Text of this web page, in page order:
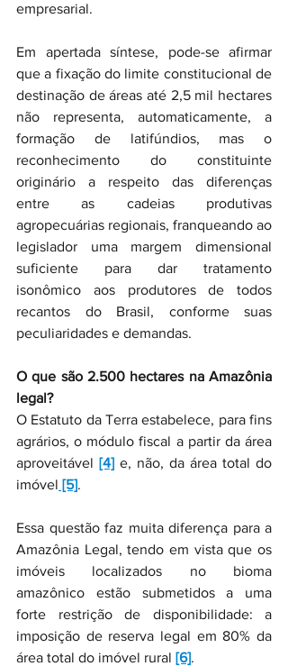
empresarial.
Em apertada síntese, pode-se afirmar
que a fixação do limite constitucional de
destinação de áreas até 2,5 mil hectares
não representa, automaticamente, a
formação de latifúndios, mas o
reconhecimento do constituinte
originário a respeito das diferenças
entre as cadeias produtivas
agropecuárias regionais, franqueando ao
legislador uma margem dimensional
suficiente para dar tratamento
isonômico aos produtores de todos
recantos do Brasil, conforme suas
peculiaridades e demandas.
O que são 2.500 hectares na Amazônia
legal?
O Estatuto da Terra estabelece, para fins
agrários, o módulo fiscal a partir da área
aproveitável [4] e, não, da área total do
imóvel [5].
Essa questão faz muita diferença para a
Amazônia Legal, tendo em vista que os
imóveis localizados no bioma
amazônico estão submetidos a uma
forte restrição de disponibilidade: a
imposição de reserva legal em 80% da
área total do imóvel rural [6].